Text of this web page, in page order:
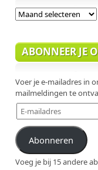
Archieven
ABONNEER JE
Voer je e-mailadres in
mailmeldingen te
mailadres
Abonneren
Voeg je bij 15 andere